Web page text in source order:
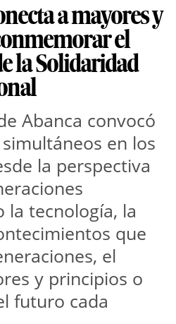
a mayores y
el
la Solidaridad
Abanca convocó
en los
la perspectiva
la tecnología, la
que
el
y principios o
futuro cada